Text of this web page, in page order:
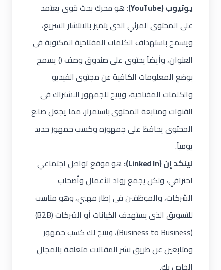
يوتيوب (YouTube):
هو محرك بحث قوي يعتمد
على المحتوى المرئي الذى يتميز بالانتشار السريع،
ويسمح باستهداف الكلمات المفتاحية المكتوبة فى
العنوان، وأيضاً يحتوي على صندوق وصف () يسمح
بوضع المعلومات الكافية عن مجتوى الفيديو
والكلمات المفتاحية، ويتيح للجمهور الاشتراك فى
القنوات ومتابعة المحتوى باستمرار، مما يجعل صانع
المحتوى يحافظ على جمهوره وكسب جمهور جديد
يومياً.
لينكد إن (Linked In):
هو موقع تواصل اجتماعي
احترافي، ولكن يجمع رواد الأعمال وأصحاب
الشركات، والموظفين فى إطار مهني، وهو مناسب
للتسويق الذى يستهدف الكيانات أو الشركات (B2B)
(Business to Business)، ويتيح لك كسب جمهور
ومتابعين عن طريق نشر المقالات متعلقة بالمجال
الخاص بك.